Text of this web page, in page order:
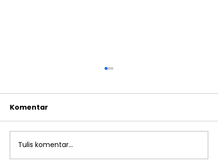
Komentar
Tulis komentar...